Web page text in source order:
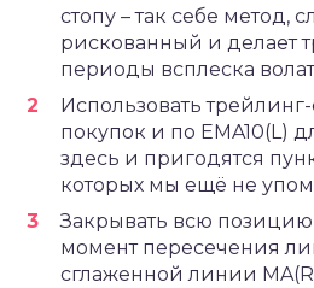
стопу – так себе метод,
рискованный и делает
периоды всплеска
Использовать
покупок и по EMA10(L)
здесь и пригодятся
которых мы ещё не
Закрывать всю позицию
момент пересечения
сглаженной линии